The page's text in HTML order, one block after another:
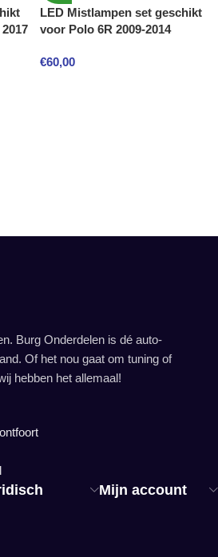
LED Mistlampen set geschikt
voor Polo 6R 2009-2014
€60,00
Mijn account
Burg Onderdelen is dé auto-
Of het nou gaat om tuning of
hebben het allemaal!